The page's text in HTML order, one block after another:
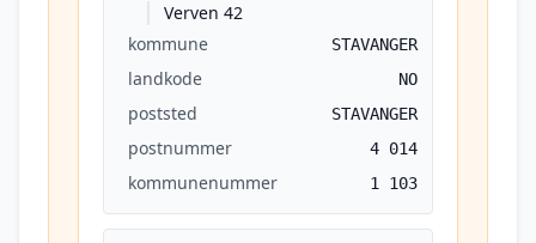
Verven 42
kommune
STAVANGER
landkode NO
poststed STAVANGER
postnummer 4 014
kommunenummer 1 103